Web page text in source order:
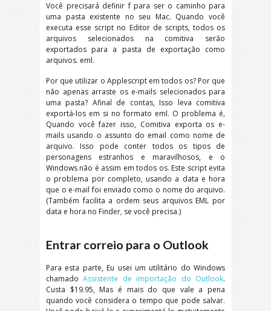
Você precisará definir f para ser o caminho para
uma pasta existente no seu Mac. Quando você
executa esse script no Editor de scripts, todos os
arquivos selecionados na comitiva serão
exportados para a pasta de exportação como
arquivos. eml.
Por que utilizar o Applescript em todos os? Por que
não apenas arraste os e-mails selecionados para
uma pasta? Afinal de contas, Isso leva comitiva
exportá-los em si no formato eml. O problema é,
Quando você fazer isso, Comitiva exporta os e-
mails usando o assunto do email como nome de
arquivo. Isso pode conter todos os tipos de
personagens estranhos e maravilhosos, e o
Windows não é assim em todos os. Este script evita
o problema por completo, usando a data e hora
que o e-mail foi enviado como o nome do arquivo.
(Também facilita a ordem seus arquivos EML por
data e hora no Finder, se você precisa.)
Entrar correio para o Outlook
Para esta parte, Eu usei um utilitário do Windows
chamadoAssistente de importação do Outlook.
Custa $19.95, Mas é mais do que vale a pena
quando você considera o tempo que pode salvar.